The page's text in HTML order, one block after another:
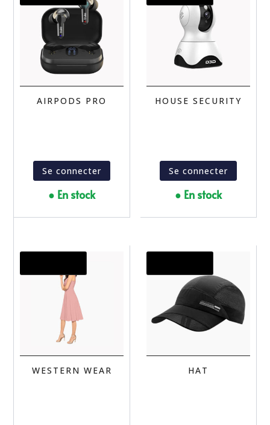
AIRPODS PRO
Se connecter
● En stock
HOUSE SECURITY
Se connecter
● En stock
WESTERN WEAR HAT